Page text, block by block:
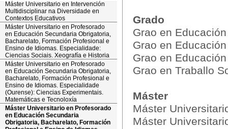
Máster Universitario en Intervención
Multidisciplinar na Diversidade en
Contextos Educativos
Máster Universitario en Profesorado
en Educación Secundaria Obrigatoria,
Bacharelato, Formación Profesional e
Ensino de Idiomas. Especialidade:
Ciencias Sociais. Xeografía e Historia
Máster Universitario en Profesorado
en Educación Secundaria Obrigatoria,
Bacharelato, Formación Profesional e
Ensino de Idiomas. Especialidade
(Ourense): Ciencias Experimentais.
Matemáticas e Tecnoloxía
Máster Universitario en Profesorado
en Educación Secundaria
Obrigatoria, Bacharelato, Formación
Grado
Grao en
Grao en
Grao en
Grao en Traballo
Máster
Máster
Máster